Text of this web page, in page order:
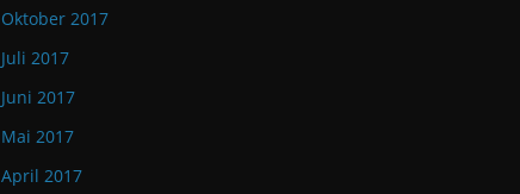
Oktober 2017
Juli 2017
Juni 2017
Mai 2017
April 2017